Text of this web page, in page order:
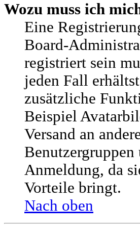
Wozu muss ich
Eine
Board-
registriert sein
jeden Fall
zusätzliche
Beispiel
Versand an
Anmeldung, da
Vorteile bringt.
Nach oben